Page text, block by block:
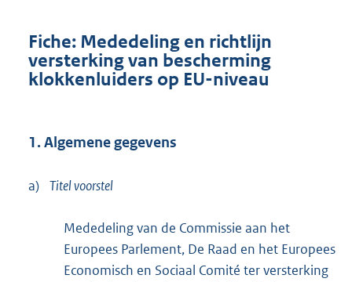
Fiche: Mededeling en richtlijn
versterking van bescherming
klokkenluiders op EU-niveau
1. Algemene gegevens
a) Titel voorstel
Mededeling van de Commissie aan het
Europees Parlement, De Raad en het Europees
Economisch en Sociaal Comité ter versterking